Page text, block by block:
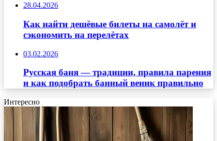
28.04.2026
Как найти дешёвые билеты на самолёт и
сэкономить на перелётах
03.02.2026
Русская баня — традиции, правила парения
и как подобрать банный веник правильно
Интересно